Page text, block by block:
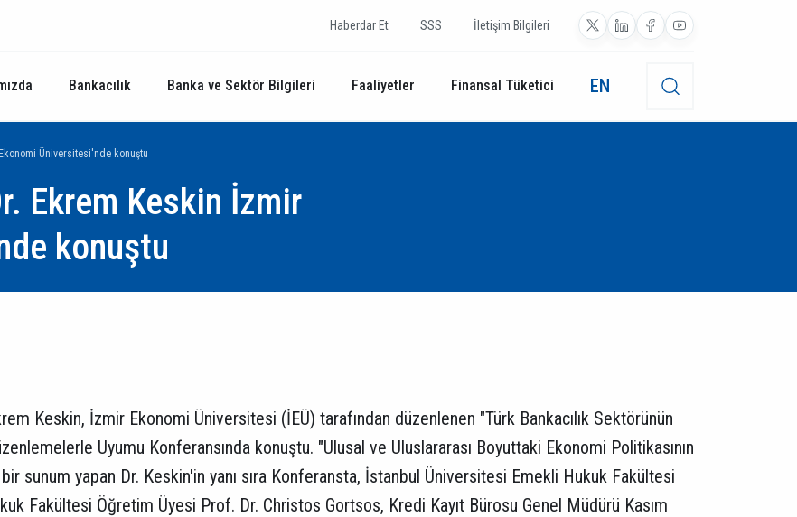
Haberdar Et SSS İletişim Bilgileri
Bankacılık Banka ve Sektör Bilgileri Faaliyetler Finansal Tüketici EN
Üniversitesi'nde konuştu
Ekrem Keskin İzmir
konuştu
Keskin, İzmir Ekonomi Üniversitesi (İEÜ) tarafından düzenlenen "Türk Bankacılık Sektörünün
Uyumu Konferansında konuştu. "Ulusal ve Uluslararası Boyuttaki Ekonomi Politikasının
bir sunum yapan Dr. Keskin'in yanı sıra Konferansta, İstanbul Üniversitesi Emekli Hukuk Fakültesi
Fakültesi Öğretim Üyesi Prof. Dr. Christos Gortsos, Kredi Kayıt Bürosu Genel Müdürü Kasım